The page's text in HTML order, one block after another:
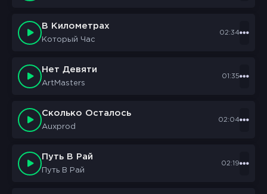
В Километрах
Который Час
02:34
Нет Девяти
ArtMasters
01:35
Сколько Осталось
Auxprod
02:04
Путь В Рай
Путь В Рай
02:19